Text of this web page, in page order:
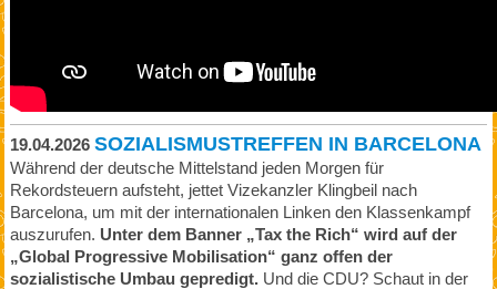
19.04.2026 SOZIALISMUSTREFFEN IN BARCELONA
Während der deutsche Mittelstand jeden Morgen für
Rekordsteuern aufsteht, jettet Vizekanzler Klingbeil nach
Barcelona, um mit der internationalen Linken den Klassenkampf
auszurufen. Unter dem Banner „Tax the Rich“ wird auf der
„Global Progressive Mobilisation“ ganz offen der
sozialistische Umbau gepredigt.Und die CDU? Schaut in der